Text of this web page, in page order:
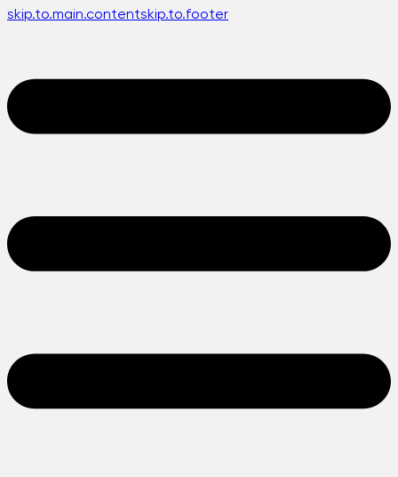
skip.to.main.contentskip.to.footer